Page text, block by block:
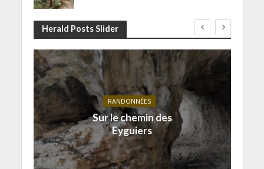
Herald Posts Slider
RANDONNÉES
Sur le chemin des
Eyguiers